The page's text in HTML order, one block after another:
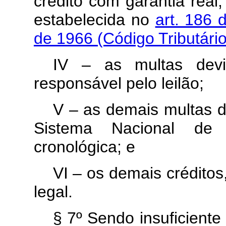
estabelecida no art. 186
de 1966 (Código
IV – as multas
responsável pelo leilão;
V – as demais multas
Sistema Nacional
cronológica; e
VI – os demais
legal.
§ 7º Sendo